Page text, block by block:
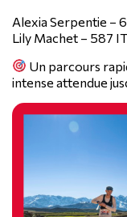
Alexia Serpentie –
Lily Machet – 587
Un parcours
intense attendue